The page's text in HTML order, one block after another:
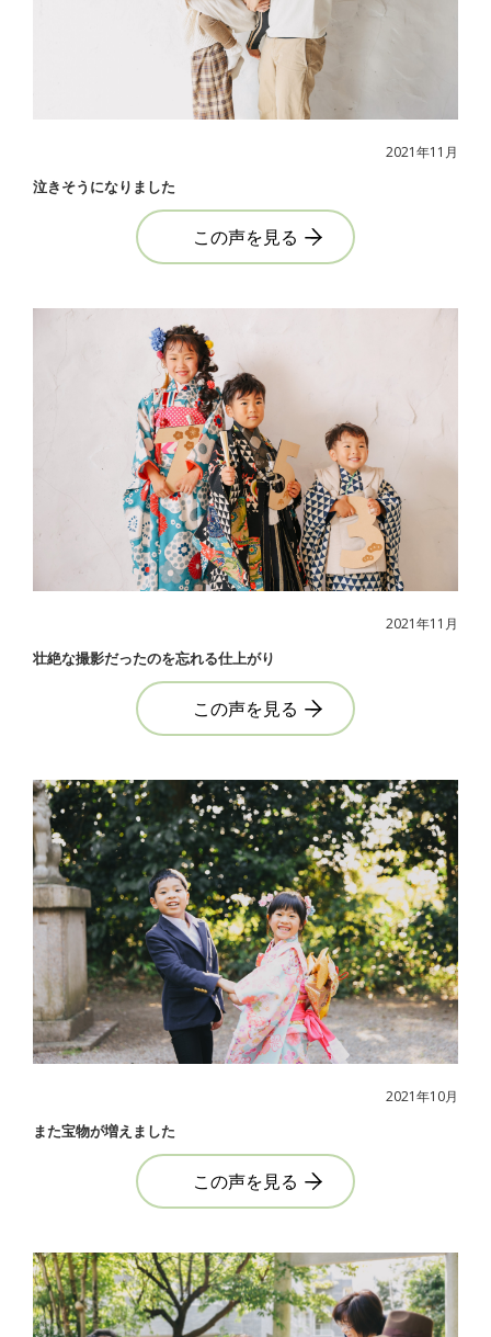
2021年11月
泣きそうになりました
この声を見る
2021年11月
壮絶な撮影だったのを忘れる仕上がり
この声を見る
2021年10月
また宝物が増えました
この声を見る